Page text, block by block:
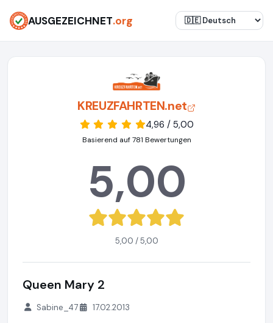
AUSGEZEICHNET.org
KREUZFAHRTEN.net
4,96 / 5,00
Basierend auf 781 Bewertungen
5,00
5,00 / 5,00
Queen Mary 2
Sabine_47 17.02.2013